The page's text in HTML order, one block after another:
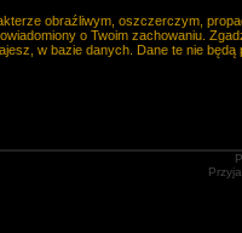
obraźliwym, oszczerczym,
o Twoim zachowaniu.
w bazie danych. Dane te nie